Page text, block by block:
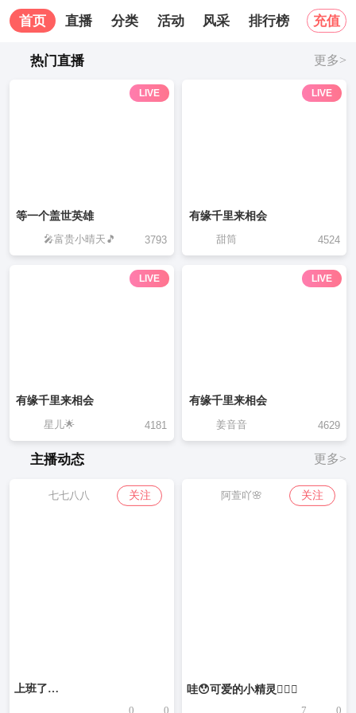
充值
首页 直播 分类 活动 风采 排行榜 关于我
热门直播 更多>
LIVE
等一个盖世英雄
🎤富贵小晴天🎵 3793
LIVE
有缘千里来相会
甜筒 4524
LIVE
有缘千里来相会
星儿🌟 4181
LIVE
有缘千里来相会
姜音音 4629
主播动态 更多>
七七八八 关注
上班了…
0 0
阿萱吖🌸 关注
哇😯可爱的小精灵🧚🏻‍♂️
7 0